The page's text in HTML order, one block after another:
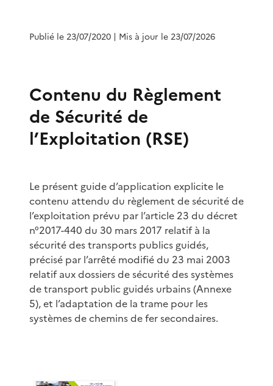
Publié le 23/07/2020 | Mis à jour le 23/07/2026
Contenu du Règlement
de Sécurité de
l’Exploitation (RSE)
Le présent guide d’application explicite le
contenu attendu du règlement de sécurité de
l’exploitation prévu par l’article 23 du décret
n°2017-440 du 30 mars 2017 relatif à la
sécurité des transports publics guidés,
précisé par l’arrêté modifié du 23 mai 2003
relatif aux dossiers de sécurité des systèmes
de transport public guidés urbains (Annexe
5), et l’adaptation de la trame pour les
systèmes de chemins de fer secondaires.